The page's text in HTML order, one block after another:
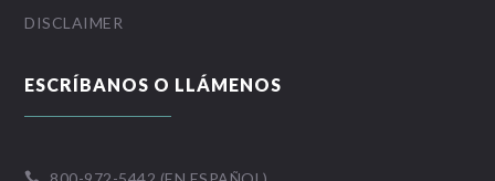
DISCLAIMER
ESCRÍBANOS O LLÁMENOS
